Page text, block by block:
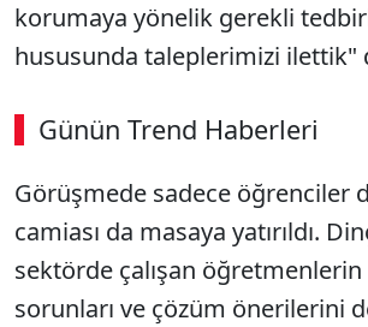
korumaya yönelik gerekli
hususunda taleplerimizi ilettik"
Günün Trend Haberleri
00:02 / 09:15
Görüşmede sadece öğrenciler
camiası da masaya yatırıldı.
sektörde çalışan öğretmenlerin
sorunları ve çözüm önerilerini